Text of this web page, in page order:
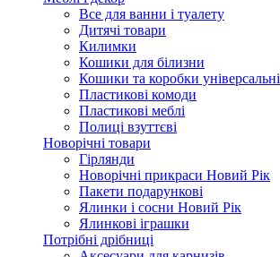
Все для ванни і туалету
Дитячі товари
Килимки
Кошики для білизни
Кошики та коробки універсальні
Пластикові комоди
Пластикові меблі
Полиці взуттєві
Новорічні товари
Гірлянди
Новорічні прикраси Новий Рік
Пакети подарункові
Ялинки і сосни Новий Рік
Ялинкові іграшки
Потрібні дрібниці